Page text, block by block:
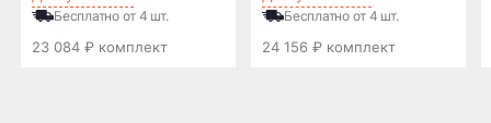
бесплатная
Бесплатно от 4 шт.
23 084 ₽ комплект
Бесплатно от 4 шт.
24 156 ₽ комплект